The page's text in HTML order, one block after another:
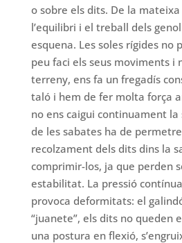
o sobre els dits. De la
l’equilibri i el treball dels
esquena. Les soles rígides no
peu faci els seus moviments i
terreny, ens fa un fregadís
taló i hem de fer molta força
no ens caigui continuament
de les sabates ha de
recolzament dels dits dins la
comprimir-los, ja que perden
estabilitat. La pressió
provoca deformitats: el
“juanete”, els dits no queden
una postura en flexió,